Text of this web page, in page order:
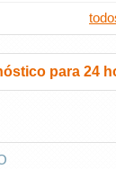
para 24